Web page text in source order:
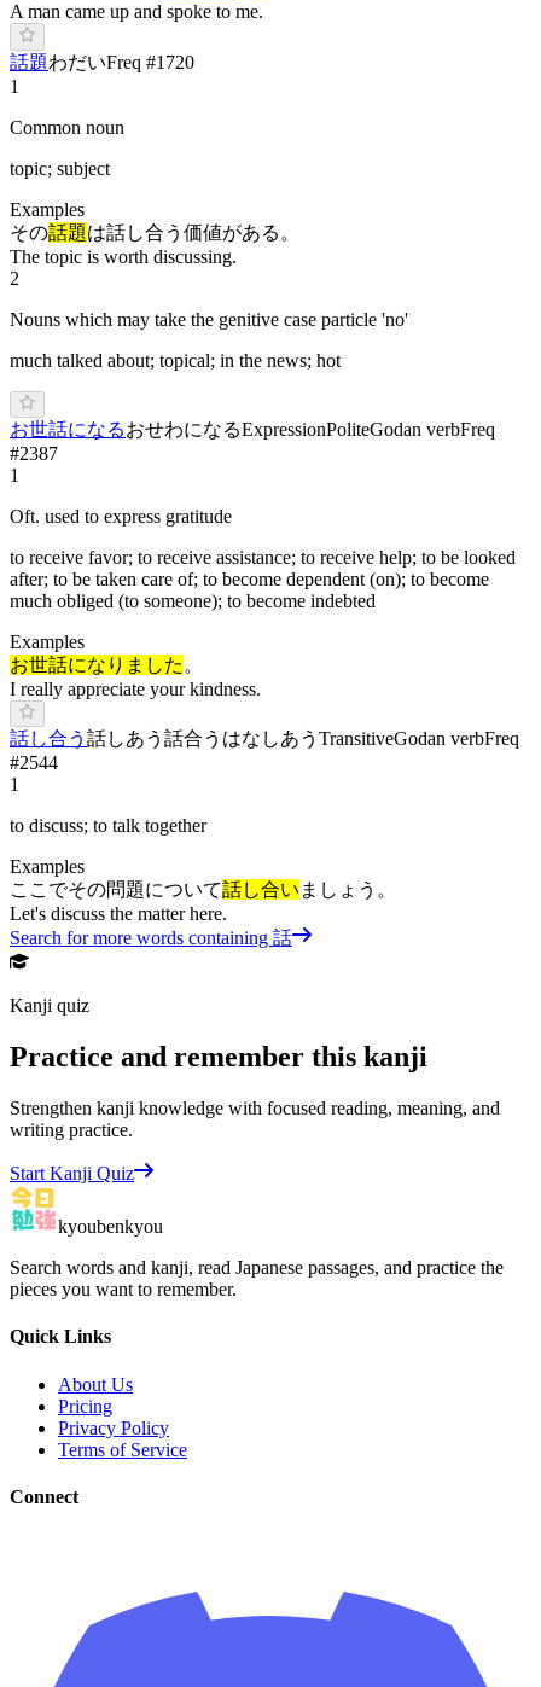
A man came up and spoke to me.
話題わだいFreq #1720
1
Common noun
topic; subject
Examples
その話題は話し合う価値がある。
The topic is worth discussing.
2
Nouns which may take the genitive case particle 'no'
much talked about; topical; in the news; hot
お世話になるおせわになるExpressionPoliteGodan verbFreq
#2387
1
Oft. used to express gratitude
to receive favor; to receive assistance; to receive help; to be looked
after; to be taken care of; to become dependent (on); to become
much obliged (to someone); to become indebted
Examples
お世話になりました 。
I really appreciate your kindness.
話し合う 話しあう 話合う はなしあ う TransitiveGodan verbFreq
#2544
1
to discuss; to talk together
Examples
ここでその問題について話し合い ましょう。
Let's discuss the matter here.
Search for more words containing 話
Kanji quiz
Practice and remember this kanji
Strengthen kanji knowledge with focused reading, meaning, and
writing practice.
Start Kanji Quiz
kyoubenkyou
Search words and kanji, read Japanese passages, and practice the
pieces you want to remember.
Quick Links
About Us
Pricing
Privacy Policy
Terms of Service
Connect